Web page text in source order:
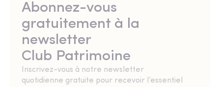
Abonnez-vous
gratuitement à la
newsletter
Club Patrimoine
Inscrivez-vous à notre newsletter
quotidienne gratuite pour recevoir l’essentiel